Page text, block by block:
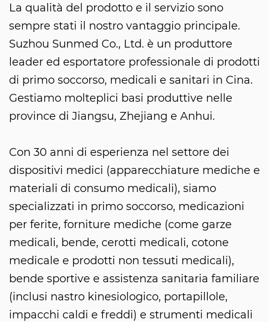
La qualità del prodotto e il servizio sono
sempre stati il nostro vantaggio principale.
Suzhou Sunmed Co., Ltd. è un produttore
leader ed esportatore professionale di prodotti
di primo soccorso, medicali e sanitari in Cina.
Gestiamo molteplici basi produttive nelle
province di Jiangsu, Zhejiang e Anhui.
Con 30 anni di esperienza nel settore dei
dispositivi medici (apparecchiature mediche e
materiali di consumo medicali), siamo
specializzati in primo soccorso, medicazioni
per ferite, forniture mediche (come garze
medicali, bende, cerotti medicali, cotone
medicale e prodotti non tessuti medicali),
bende sportive e assistenza sanitaria familiare
(inclusi nastro kinesiologico, portapillole,
impacchi caldi e freddi) e strumenti medicali